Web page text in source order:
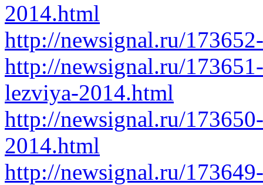
2014.html
http://newsignal.ru/
http://newsignal.ru/
lezviya-2014.html
http://newsignal.ru/
2014.html
http://newsignal.ru/